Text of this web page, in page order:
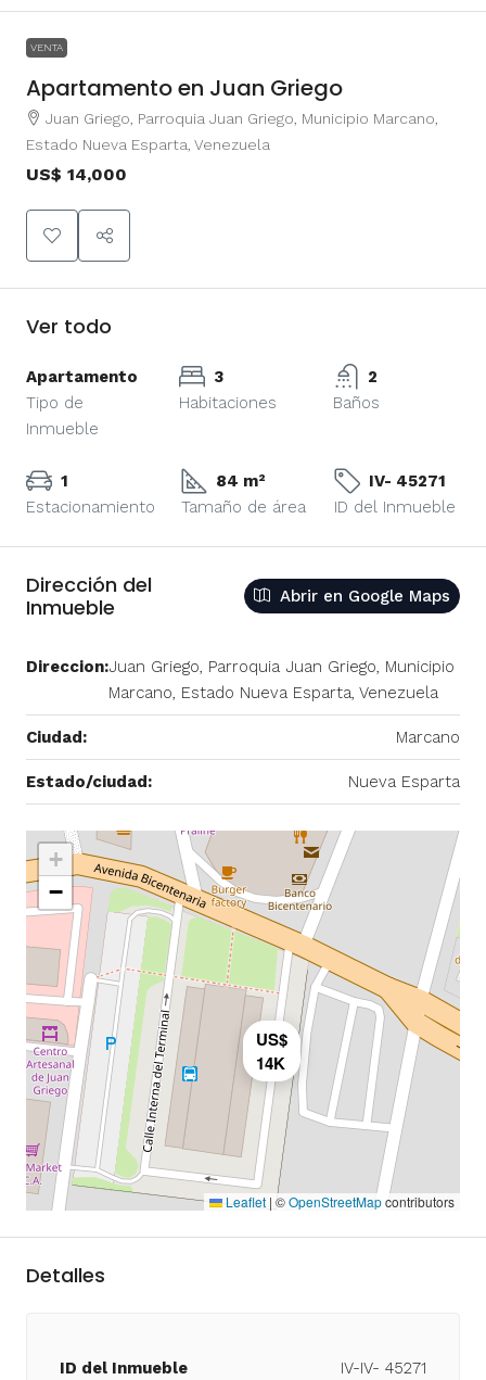
VENTA
Apartamento en Juan Griego
Juan Griego, Parroquia Juan Griego, Municipio Marcano,
Estado Nueva Esparta, Venezuela
US$ 14,000
Ver todo
Apartamento
Tipo de
Inmueble
3
Habitaciones
2
Baños
1
Estacionamiento
84 m²
Tamaño de área
IV- 45271
ID del Inmueble
Dirección del
Inmueble
Abrir en Google Maps
Direccion:Juan Griego, Parroquia Juan Griego, Municipio
Marcano, Estado Nueva Esparta, Venezuela
Ciudad: Marcano
Estado/ciudad: Nueva Esparta
US$
14K
+
−
Leaflet | ©OpenStreetMapcontributors
Detalles
ID del Inmueble IV-IV- 45271